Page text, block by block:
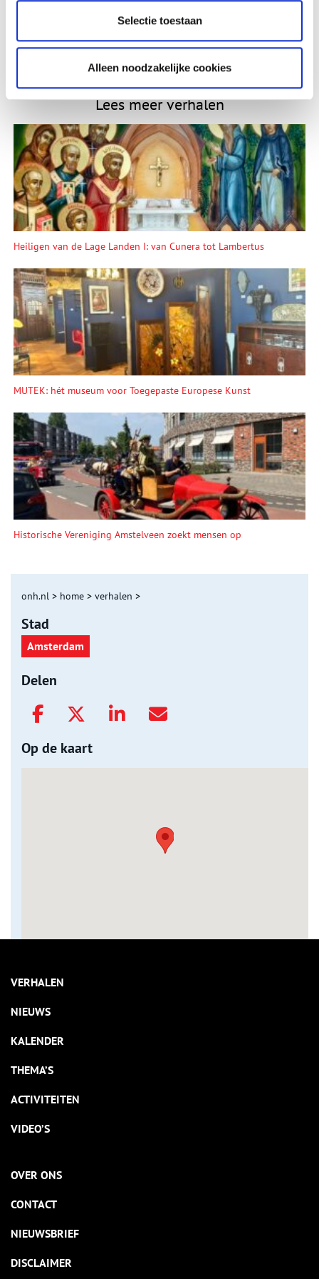
Selectie toestaan
Alleen noodzakelijke cookies
Vink dit aan als u op de hoogte gehouden wil worden.
Lees meer verhalen
Heiligen van de Lage Landen I: van Cunera tot Lambertus
MUTEK: hét museum voor Toegepaste Europese Kunst
Historische Vereniging Amstelveen zoekt mensen op
onh.nl > home > verhalen >
Stad
Amsterdam
Delen
Op de kaart
VERHALEN
NIEUWS
KALENDER
THEMA’S
ACTIVITEITEN
VIDEO’S
OVER ONS
CONTACT
NIEUWSBRIEF
DISCLAIMER